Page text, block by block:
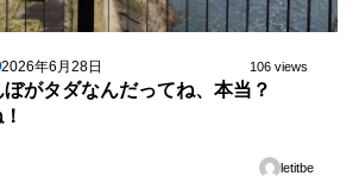
2026年6月28日 106 views
がタダなんだってね、本当？
letitbe